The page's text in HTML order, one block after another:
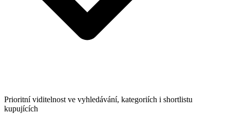
Prioritní viditelnost ve vyhledávání, kategoriích i shortlistu
kupujících